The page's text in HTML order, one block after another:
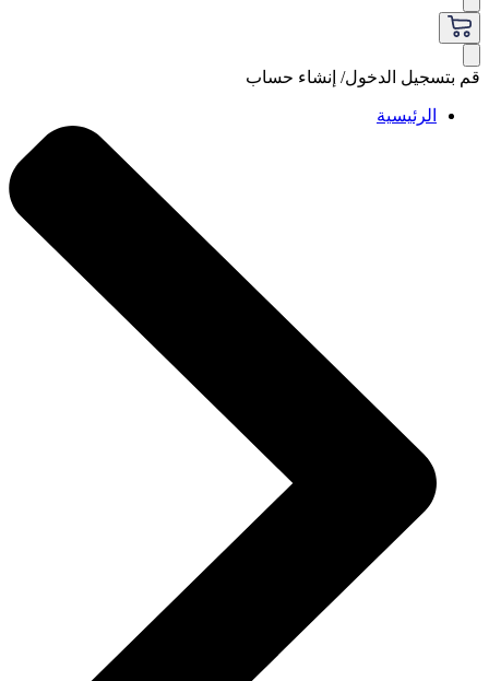
قم بتسجيل الدخول/ إنشاء حساب
الرئيسية